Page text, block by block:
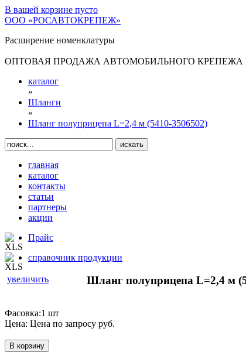
В вашей корзине пусто
ООО «РОСАВТОКРЕПЕЖ»
Расширение номенклатуры
ОПТОВАЯ ПРОДАЖА АВТОМОБИЛЬНОГО КРЕПЕЖА
каталог
»
Шланги
»
Шланг полуприцепа L=2,4 м (5410-3506502)
главная
каталог
контакты
статьи
партнеры
акции
Прайс
справочник продукции
увеличить Шланг полуприцепа L=2,4 м
Фасовка:1 шт
Цена: Цена по запросу руб.
В корзину